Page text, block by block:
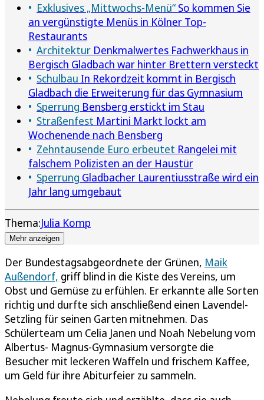
Exklusives „Mittwochs-Menü“ So kommen Sie
an vergünstigte Menüs in Kölner Top-
Restaurants
Architektur Denkmalwertes Fachwerkhaus in
Bergisch Gladbach war hinter Brettern versteckt
Schulbau In Rekordzeit kommt in Bergisch
Gladbach die Erweiterung für das Gymnasium
Sperrung Bensberg erstickt im Stau
Straßenfest Martini Markt lockt am
Wochenende nach Bensberg
Zehntausende Euro erbeutet Rangelei mit
falschem Polizisten an der Haustür
Sperrung Gladbacher Laurentiusstraße wird ein
Jahr lang umgebaut
Thema:Julia Komp
Mehr anzeigen
Der Bundestagsabgeordnete der Grünen, Maik
Außendorf, griff blind in die Kiste des Vereins, um
Obst und Gemüse zu erfühlen. Er erkannte alle Sorten
richtig und durfte sich anschließend einen Lavendel-
Setzling für seinen Garten mitnehmen. Das
Schülerteam um Celia Janen und Noah Nebelung vom
Albertus- Magnus-Gymnasium versorgte die
Besucher mit leckeren Waffeln und frischem Kaffee,
um Geld für ihre Abiturfeier zu sammeln.